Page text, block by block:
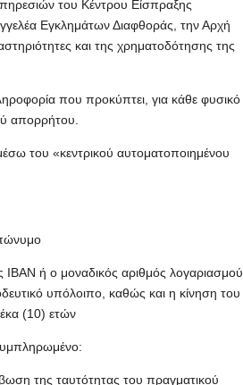
του Κέντρου Είσπραξης
Εγκλημάτων Διαφθοράς, την Αρχή
και της χρηματοδότησης της
που προκύπτει, για κάθε φυσικό
απορρήτου.
του «κεντρικού αυτοματοποιημένου
ή ο μοναδικός αριθμός λογαριασμού,
υπόλοιπο, καθώς και η κίνηση του
(10) ετών
της ταυτότητας του πραγματικού